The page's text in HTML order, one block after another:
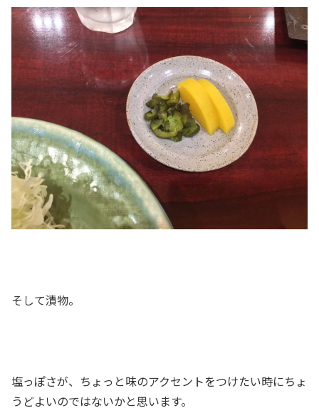
そして漬物。
塩っぽさが、ちょっと味のアクセントをつけたい時にちょ
うどよいのではないかと思います。